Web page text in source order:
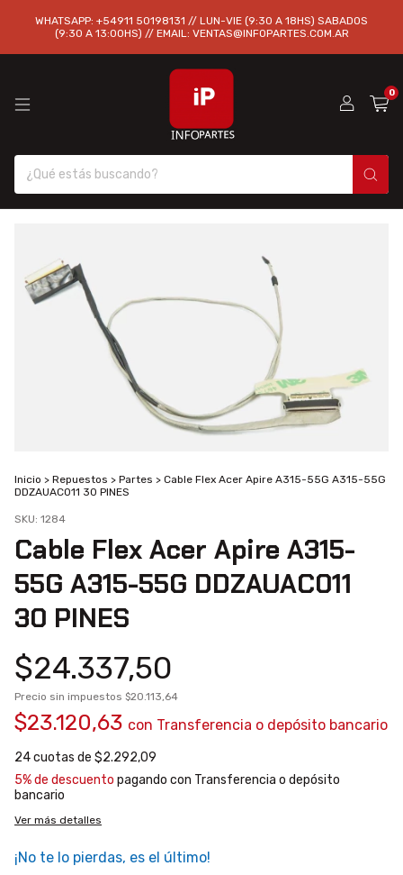
WHATSAPP: +54911 50198131 // LUN-VIE (9:30 A 18HS) SABADOS
(9:30 A 13:00HS) // EMAIL: VENTAS@INFOPARTES.COM.AR
0
Inicio > Repuestos > Partes > Cable Flex Acer Apire A315-55G A315-55G
DDZAUAC011 30 PINES
SKU: 1284
Cable Flex Acer Apire A315-
55G A315-55G DDZAUAC011
30 PINES
$24.337,50
Precio sin impuestos $20.113,64
$23.120,63 con Transferencia o depósito bancario
24cuotas de $2.292,09
5% de descuento pagando con Transferencia o depósito
bancario
Ver más detalles
¡No te lo pierdas, es el último!